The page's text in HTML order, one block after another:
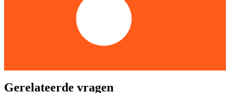
Gerelateerde vragen